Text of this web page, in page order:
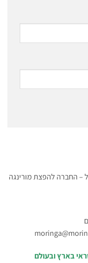
– החברה להפצת מורינגה
בארץ ובעולם